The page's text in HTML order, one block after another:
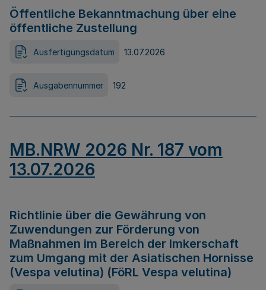
Öffentliche Bekanntmachung über eine
öffentliche Zustellung
Ausfertigungsdatum 13.07.2026
Ausgabennummer 192
MB.NRW 2026 Nr. 187 vom
13.07.2026
Richtlinie über die Gewährung von
Zuwendungen zur Förderung von
Maßnahmen im Bereich der Imkerschaft
zum Umgang mit der Asiatischen Hornisse
(Vespa velutina) (FöRL Vespa velutina)